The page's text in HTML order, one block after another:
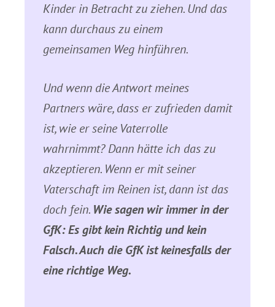
Kinder in Betracht zu ziehen. Und das
kann durchaus zu einem
gemeinsamen Weg hinführen.
Und wenn die Antwort meines
Partners wäre, dass er zufrieden damit
ist, wie er seine Vaterrolle
wahrnimmt? Dann hätte ich das zu
akzeptieren. Wenn er mit seiner
Vaterschaft im Reinen ist, dann ist das
doch fein. Wie sagen wir immer in der
GfK: Es gibt kein Richtig und kein
Falsch. Auch die GfK ist keinesfalls der
eine richtige Weg.